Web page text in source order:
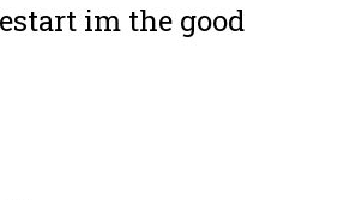
im the good